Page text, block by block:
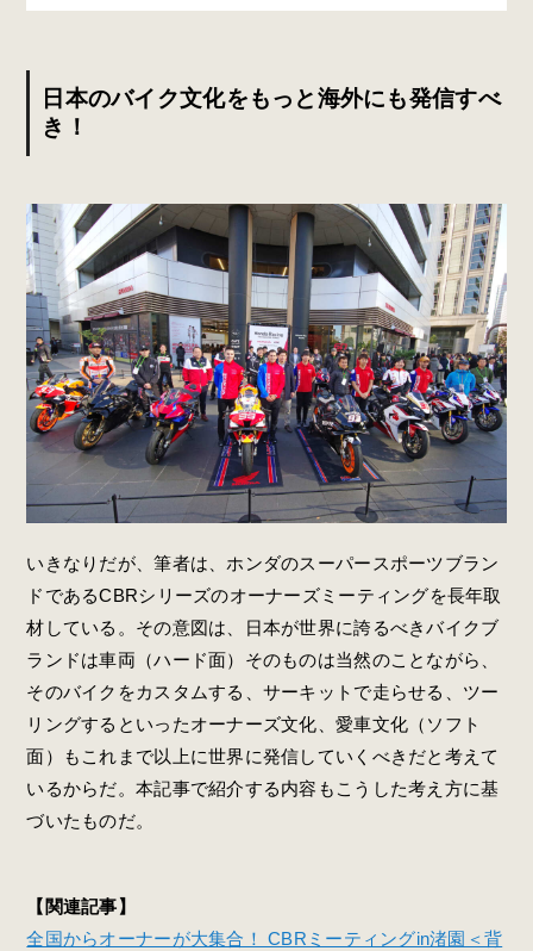
日本のバイク文化をもっと海外にも発信すべ
き！
いきなりだが、筆者は、ホンダのスーパースポーツブラン
ドであるCBRシリーズのオーナーズミーティングを長年取
材している。その意図は、日本が世界に誇るべきバイクブ
ランドは車両（ハード面）そのものは当然のことながら、
そのバイクをカスタムする、サーキットで走らせる、ツー
リングするといったオーナーズ文化、愛車文化（ソフト
面）もこれまで以上に世界に発信していくべきだと考えて
いるからだ。本記事で紹介する内容もこうした考え方に基
づいたものだ。
【関連記事】
全国からオーナーが大集合！ CBRミーティングin渚園＜背